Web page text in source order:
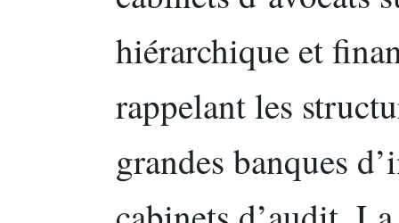
hiérarchique et
rappelant les
grandes banques